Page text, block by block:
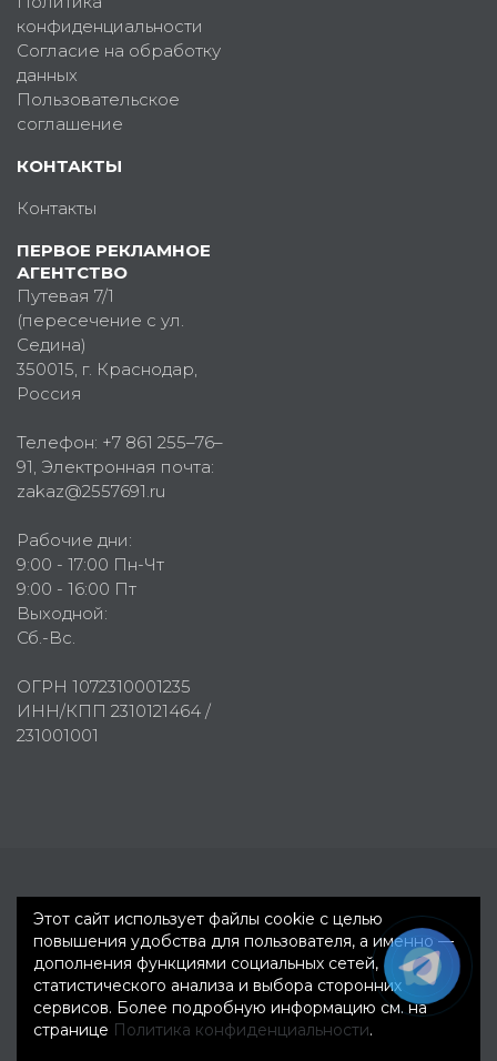
конфиденциальности
Согласие на обработку
данных
Пользовательское
соглашение
КОНТАКТЫ
Контакты
ПЕРВОЕ РЕКЛАМНОЕ
АГЕНТСТВО
Путевая 7/1
(пересечение с ул.
Седина)
350015, г. Краснодар,
Россия
Телефон: +7 861 255–76–
91, Электронная почта:
zakaz@2557691.ru
Рабочие дни:
9:00 - 17:00 Пн-Чт
9:00 - 16:00 Пт
Выходной:
Сб.-Вс.
ОГРН 1072310001235
ИНН/КПП 2310121464 /
231001001
Этот сайт использует файлы cookie с целью
повышения удобства для пользователя, а именно —
дополнения функциями социальных сетей,
статистического анализа и выбора сторонних
сервисов. Более подробную информацию см. на
странице Политика конфиденциальности.